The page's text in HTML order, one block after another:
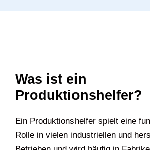
Was ist ein
Produktionshelfer?
Ein Produktionshelfer spielt eine
Rolle in vielen industriellen und